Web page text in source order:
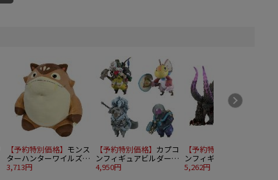
【予約特別価格】 モンス
ターハンターワイルズ
もちハグぬいぐるみ 大
3,713円
【予約特別価格】 カプコ
ンフィギュアビルダー
モンスターハンター ス
4,950円
【予約特別価格】
ンフィギュアビルダー
ソフビモデル モンスタ
5,262円